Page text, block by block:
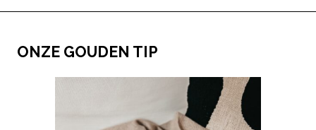
ONZE GOUDEN TIP